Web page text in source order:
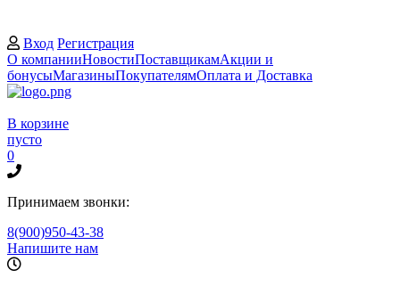
Вход Регистрация
О компанииНовостиПоставщикамАкции и
бонусыМагазиныПокупателямОплата и Доставка
В корзине
пусто
0
Принимаем звонки:
8(900)950-43-38
Напишите нам